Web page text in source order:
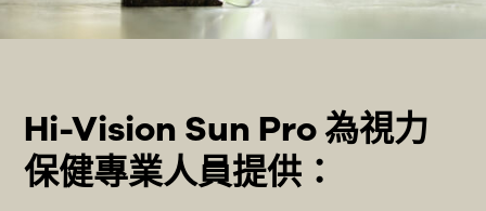
Hi-Vision Sun Pro 為視力
保健專業人員提供：